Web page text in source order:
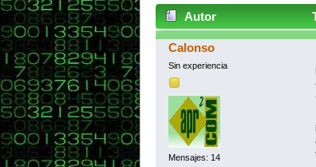
Autor
ACCES" en Visual Basic
Calonso
Sin experiencia
Mensajes: 14